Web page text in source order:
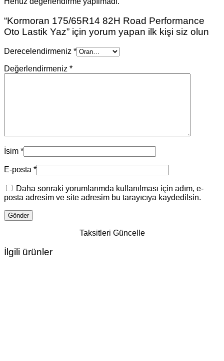
“Kormoran 175/65R14 82H Road Performance
Oto Lastik Yaz” için yorum yapan ilk kişi siz olun
Derecelendirmeniz *
Değerlendirmeniz *
İsim *
E-posta *
Daha sonraki yorumlarımda kullanılması için adım, e-
posta adresim ve site adresim bu tarayıcıya kaydedilsin.
Taksitleri Güncelle
İlgili ürünler